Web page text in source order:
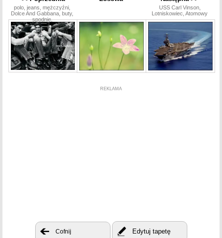
polo, jeans, mężczyźni,
Dolce And Gabbana, buty,
spodnie,
USS Carl Vinson,
Lotniskowiec, Atomowy
REKLAMA
Cofnij Edytuj tapetę